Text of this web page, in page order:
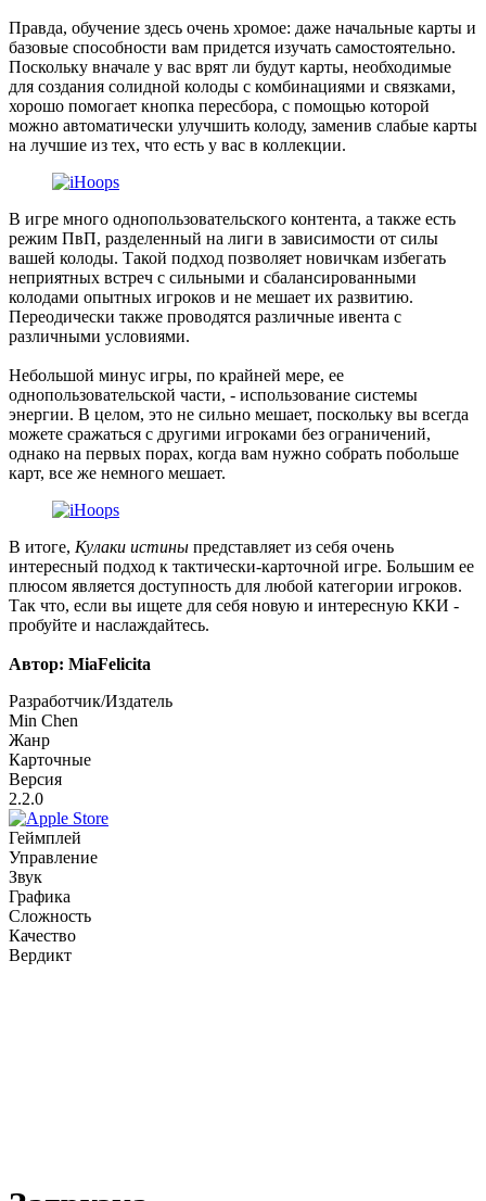
Правда, обучение здесь очень хромое: даже начальные карты и
базовые способности вам придется изучать самостоятельно.
Поскольку вначале у вас врят ли будут карты, необходимые
для создания солидной колоды с комбинациями и связками,
хорошо помогает кнопка пересбора, с помощью которой
можно автоматически улучшить колоду, заменив слабые карты
на лучшие из тех, что есть у вас в коллекции.
В игре много однопользовательского контента, а также есть
режим ПвП, разделенный на лиги в зависимости от силы
вашей колоды. Такой подход позволяет новичкам избегать
неприятных встреч с сильными и сбалансированными
колодами опытных игроков и не мешает их развитию.
Переодически также проводятся различные ивента с
различными условиями.
Небольшой минус игры, по крайней мере, ее
однопользовательской части, - использование системы
энергии. В целом, это не сильно мешает, поскольку вы всегда
можете сражаться с другими игроками без ограничений,
однако на первых порах, когда вам нужно собрать побольше
карт, все же немного мешает.
В итоге, Кулаки истины представляет из себя очень
интересный подход к тактически-карточной игре. Большим ее
плюсом является доступность для любой категории игроков.
Так что, если вы ищете для себя новую и интересную ККИ -
пробуйте и наслаждайтесь.
Автор: MiaFelicita
Разработчик/Издатель
Min Chen
Жанр
Карточные
Версия
2.2.0
Геймплей
Управление
Звук
Графика
Сложность
Качество
Вердикт